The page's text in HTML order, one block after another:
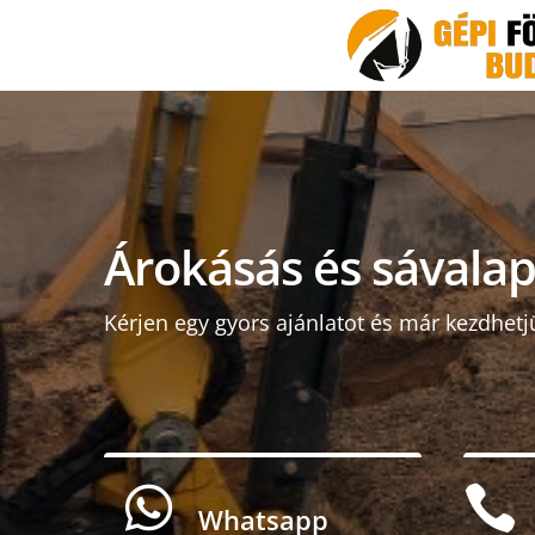
Árokásás és
Kérjen egy gyors ajánlatot és már
 Whatsapp 